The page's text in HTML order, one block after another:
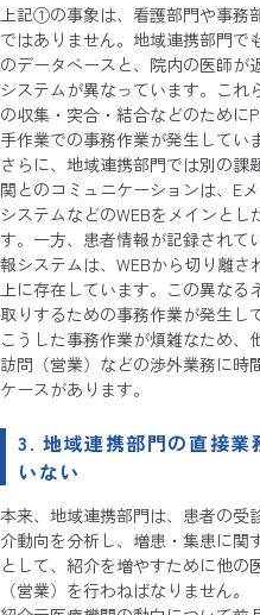
上記①の事象は、看護部門や事務
ではありません。地域連携部門で
のデータベースと、院内の医師が
システムが異なっています。これ
の収集・突合・結合などのために
手作業での事務作業が発生してい
さらに、地域連携部門では別の課
関とのコミュニケーションは、E
システムなどのWEBをメインとし
す。一方、患者情報が記録されて
報システムは、WEBから切り離さ
上に存在しています。この異なる
取りするための事務作業が発生し
こうした事務作業が煩雑なため、
訪問（営業）などの渉外業務に時
ケースがあります。
3. 地域連携部門の直接業
いない
本来、地域連携部門は、患者の受
介動向を分析し、増患・集患に関
として、紹介を増やすために他の
（営業）を行わねばなりません。